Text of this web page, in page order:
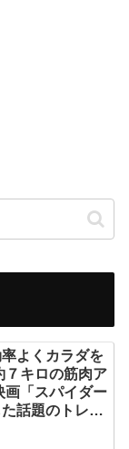
よくカラダを
７キロの筋肉ア
画「スパイダー
話題のトレー